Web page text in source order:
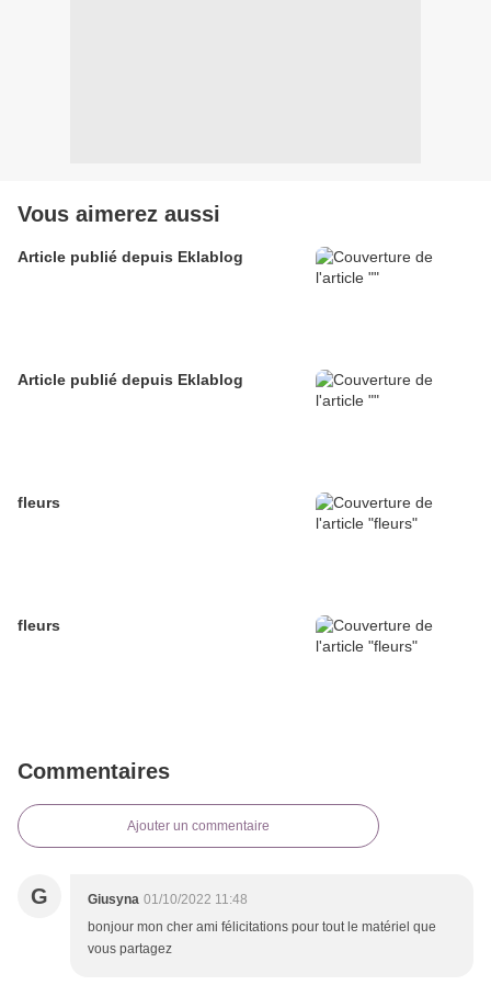
Vous aimerez aussi
Article publié depuis Eklablog
Article publié depuis Eklablog
fleurs
fleurs
Commentaires
Ajouter un commentaire
G Giusyna 01/10/2022 11:48
bonjour mon cher ami félicitations pour tout le matériel que
vous partagez